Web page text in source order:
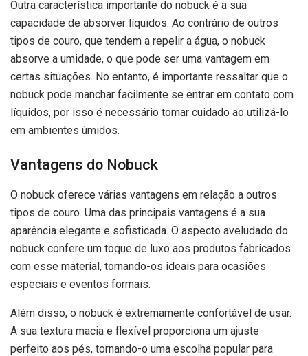
Outra característica importante do nobuck é a sua
capacidade de absorver líquidos. Ao contrário de outros
tipos de couro, que tendem a repelir a água, o nobuck
absorve a umidade, o que pode ser uma vantagem em
certas situações. No entanto, é importante ressaltar que o
nobuck pode manchar facilmente se entrar em contato com
líquidos, por isso é necessário tomar cuidado ao utilizá-lo
em ambientes úmidos.
Vantagens do Nobuck
O nobuck oferece várias vantagens em relação a outros
tipos de couro. Uma das principais vantagens é a sua
aparência elegante e sofisticada. O aspecto aveludado do
nobuck confere um toque de luxo aos produtos fabricados
com esse material, tornando-os ideais para ocasiões
especiais e eventos formais.
Além disso, o nobuck é extremamente confortável de usar.
A sua textura macia e flexível proporciona um ajuste
perfeito aos pés, tornando-o uma escolha popular para